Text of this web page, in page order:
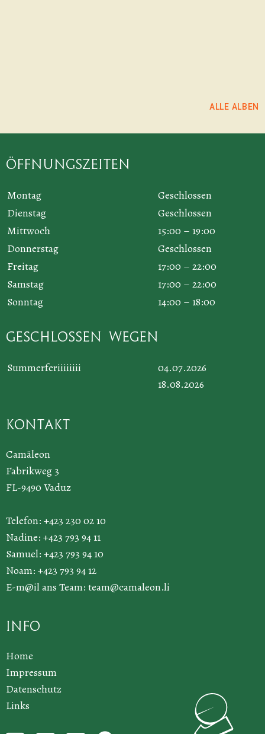
ALLE ALBEN
Öffnungszeiten
Montag
Geschlossen
Dienstag
Geschlossen
Mittwoch
15:00 – 19:00
Donnerstag
Geschlossen
Freitag
17:00 – 22:00
Samstag
17:00 – 22:00
Sonntag
14:00 – 18:00
Geschlossen wegen
Summerferiiiiiiii
04.07.2026
18.08.2026
Kontakt
Camäleon
Fabrikweg 3
FL-9490 Vaduz
Telefon: +423 230 02 10
Nadine: +423 793 94 11
Samuel: +423 793 94 10
Noam: +423 793 94 12
E-m@il ans Team: team@camaleon.li
Info
Home
Impressum
Datenschutz
Links